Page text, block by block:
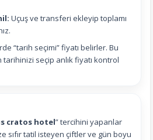
Uçuş ve transferi ekleyip toplamı
“tarih seçimi” fiyatı belirler. Bu
seçip anlık fiyatı kontrol
cratos hotel” tercihini yapanlar
sıfır tatil isteyen çiftler ve gün boyu